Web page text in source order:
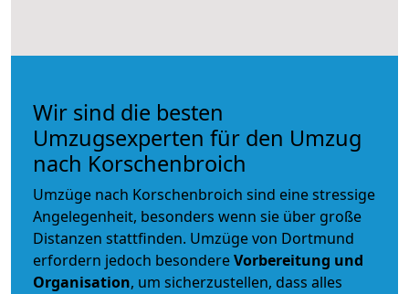
Wir sind die besten
Umzugsexperten für den Umzug
nach Korschenbroich
Umzüge nach Korschenbroich sind eine stressige
Angelegenheit, besonders wenn sie über große
Distanzen stattfinden. Umzüge von Dortmund
erfordern jedoch besondereVorbereitung und
Organisation, um sicherzustellen, dass alles